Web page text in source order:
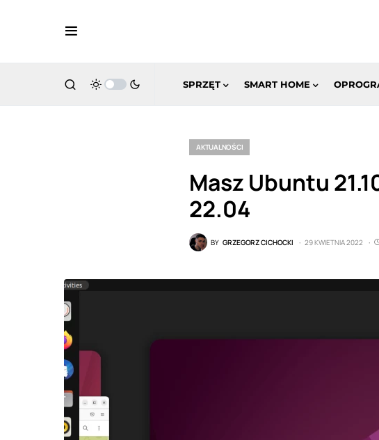
SPRZĘT SMART HOME
AKTUALNOŚCI
Masz Ubuntu
22.04
BY GRZEGORZ CICHOCKI 29 KWIETNIA 2022